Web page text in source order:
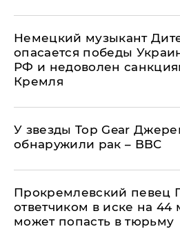
Немецкий музыкант
опасается победы
РФ и недоволен
Кремля
У звезды Top Gear
обнаружили рак – BBC
Прокремлевский певец
ответчиком в иске на
может попасть в тюрьму